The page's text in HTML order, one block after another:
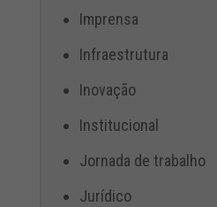
Imprensa
Infraestrutura
Inovação
Institucional
Jornada de trabalho
Jurídico